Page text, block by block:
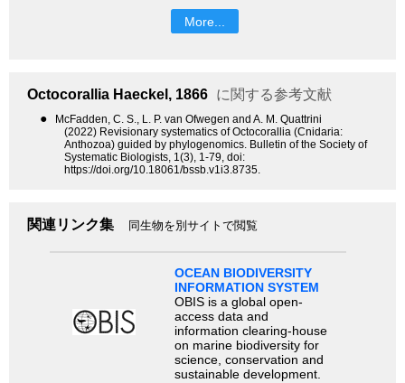
More...
Octocorallia Haeckel, 1866 に関する参考文献
●
McFadden, C. S., L. P. van Ofwegen and A. M. Quattrini
(2022) Revisionary systematics of Octocorallia (Cnidaria:
Anthozoa) guided by phylogenomics. Bulletin of the Society of
Systematic Biologists, 1(3), 1-79, doi:
https://doi.org/10.18061/bssb.v1i3.8735.
関連リンク集 同生物を別サイトで閲覧
OCEAN BIODIVERSITY
INFORMATION SYSTEM
OBIS is a global open-
access data and
information clearing-house
on marine biodiversity for
science, conservation and
sustainable development.